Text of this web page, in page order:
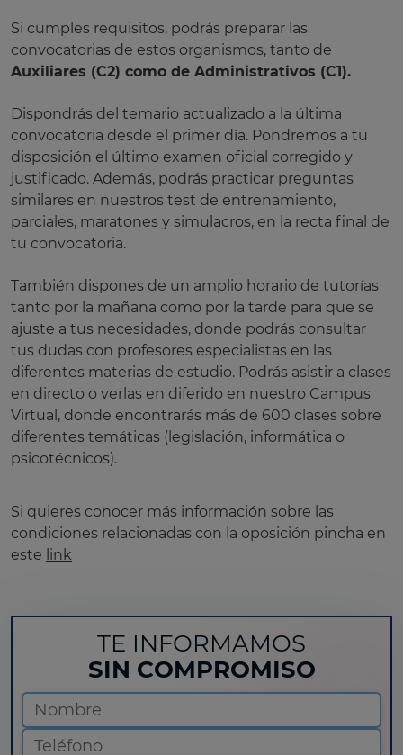
Si cumples requisitos, podrás preparar las
convocatorias de estos organismos, tanto de
Auxiliares (C2) como de Administrativos (C1).
Dispondrás del temario actualizado a la última
convocatoria desde el primer día. Pondremos a tu
disposición el último examen oficial corregido y
justificado. Además, podrás practicar preguntas
similares en nuestros test de entrenamiento,
parciales, maratones y simulacros, en la recta final de
tu convocatoria.
También dispones de un amplio horario de tutorías
tanto por la mañana como por la tarde para que se
ajuste a tus necesidades, donde podrás consultar
tus dudas con profesores especialistas en las
diferentes materias de estudio. Podrás asistir a clases
en directo o verlas en diferido en nuestro Campus
Virtual, donde encontrarás más de 600 clases sobre
diferentes temáticas (legislación, informática o
psicotécnicos).
Si quieres conocer más información sobre las
condiciones relacionadas con la oposición pincha en
este link
TE INFORMAMOS
SIN COMPROMISO